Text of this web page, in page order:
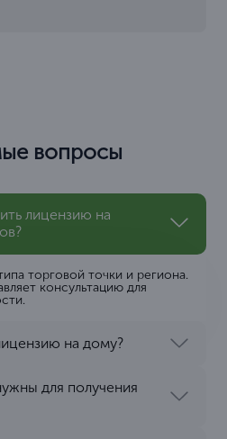
вопросы
лицензию на
торговой точки и региона.
консультацию для
на дому?
для получения